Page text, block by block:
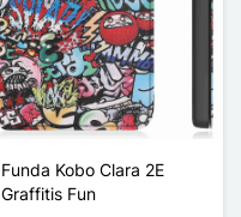
Funda Kobo Clara 2E
Graffitis Fun